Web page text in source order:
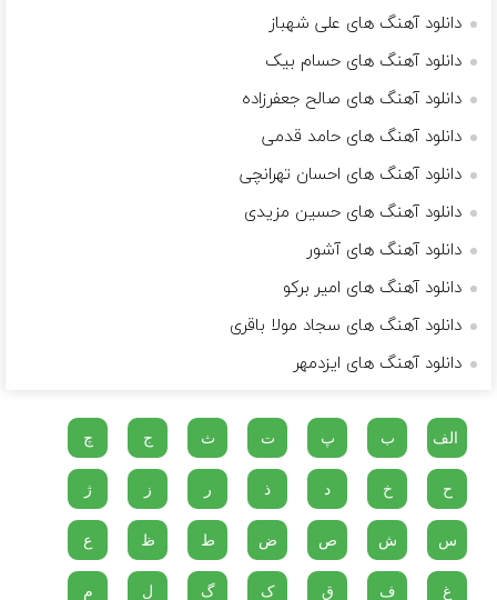
دانلود آهنگ های علی شهباز
دانلود آهنگ های حسام بیک
دانلود آهنگ های صالح جعفرزاده
دانلود آهنگ های حامد قدمی
دانلود آهنگ های احسان تهرانچی
دانلود آهنگ های حسین مزیدی
دانلود آهنگ های آشور
دانلود آهنگ های امیر برکو
دانلود آهنگ های سجاد مولا باقری
دانلود آهنگ های ایزدمهر
الف ب پ ت ث ج چ
ح خ د ذ ر ز ژ
س ش ص ض ط ظ ع
غ ف ق ک گ ل م